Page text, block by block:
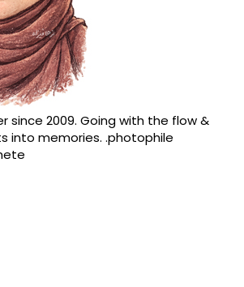
since 2009. Going with the flow &
into memories. .photophile